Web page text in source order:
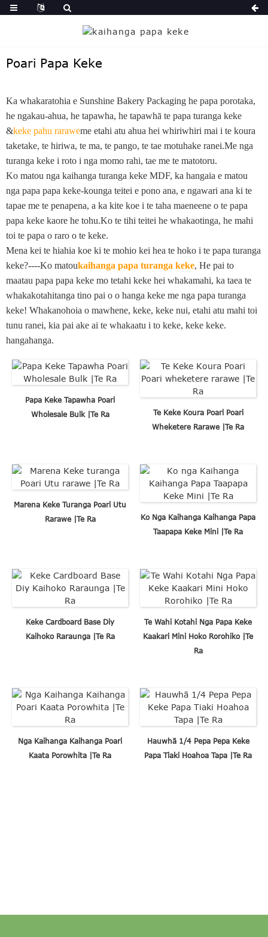
Poari Papa Keke
Ka whakaratohia e Sunshine Bakery Packaging he papa porotaka,
he ngakau-ahua, he tapawha, he tapawhā te papa turanga keke
&keke pahu raraweme etahi atu ahua hei whiriwhiri mai i te koura
taketake, te hiriwa, te ma, te pango, te tae motuhake ranei.Me nga
turanga keke i roto i nga momo rahi, tae me te matotoru.
Ko matou nga kaihanga turanga keke MDF, ka hangaia e matou
nga papa papa keke-kounga teitei e pono ana, e ngawari ana ki te
tapae me te penapena, a ka kite koe i te taha maeneene o te papa
papa keke kaore he tohu.Ko te tihi teitei he whakaotinga, he mahi
toi te papa o raro o te keke.
Mena kei te hiahia koe ki te mohio kei hea te hoko i te papa turanga
keke?----Ko matoukaihanga papa turanga keke, He pai to
maatau papa papa keke mo tetahi keke hei whakamahi, ka taea te
whakakotahitanga tino pai o o hanga keke me nga papa turanga
keke! Whakanohoia o mawhene, keke, keke nui, etahi atu mahi toi
tunu ranei, kia pai ake ai te whakaatu i to keke, keke keke.
hangahanga.
Papa Keke Tapawha Poari
Wholesale Bulk |Te Ra
Te Keke Koura Poari Poari
Wheketere Rarawe |Te Ra
Marena Keke Turanga Poari Utu
Rarawe |Te Ra
Ko Nga Kaihanga Kaihanga Papa
Taapapa Keke Mini |Te Ra
Keke Cardboard Base Diy
Kaihoko Raraunga |Te Ra
Te Wahi Kotahi Nga Papa Keke
Kaakari Mini Hoko Rorohiko |Te
Ra
Nga Kaihanga Kaihanga Poari
Kaata Porowhita |Te Ra
Hauwhā 1/4 Pepa Pepa Keke
Papa Tiaki Hoahoa Tapa |Te Ra